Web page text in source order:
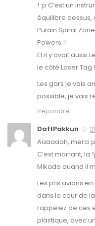
! :p C’est un
équilibre dessus,
Putain Spiral
Powers !!
Et il y avait aussi
le côté Laser Tag !
Les gars je vais
possible, je vais
Répondre
DaftPakkun
Aaaaaah, merci
C’est marrant, la
Mikado quand il
Les ptis avions
dans la cour de
rappelez de ces
plastique, avec